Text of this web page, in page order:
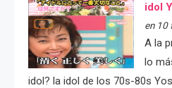
idol
en 10
A la
lo
idol? la idol de los 70s-80s